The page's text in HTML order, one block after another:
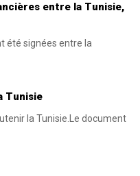
entre la Tunisie,
été signées entre la
Tunisie
la Tunisie.Le document